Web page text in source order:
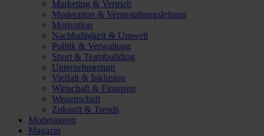
Marketing & Vertrieb
Moderation & Veranstaltungsleitung
Motivation
Nachhaltigkeit & Umwelt
Politik & Verwaltung
Sport & Teambuilding
Unternehmertum
Vielfalt & Inklusion
Wirtschaft & Finanzen
Wissenschaft
Zukunft & Trends
Moderatoren
Magazin